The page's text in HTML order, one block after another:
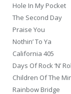
Hole In My Pocket
The Second Day
Praise You
Nothin’ To Ya
California 405
Days Of Rock ‘N’
Children Of The
Rainbow Bridge